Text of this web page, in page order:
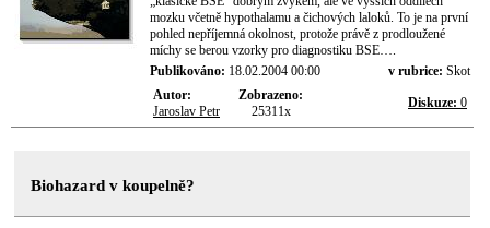
mozku včetně hypothalamu a čichových laloků. To je na první
pohled nepříjemná okolnost, protože právě z prodloužené
míchy se berou vzorky pro diagnostiku BSE….
Publikováno: 18.02.2004 00:00 v rubrice: Skot
Autor:
Jaroslav Petr
Zobrazeno:
25311x
Diskuze: 0
Biohazard v koupelně?